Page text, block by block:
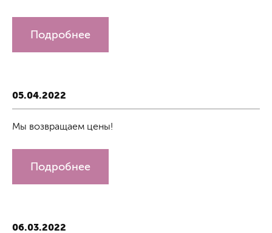
Подробнее
05.04.2022
Мы возвращаем цены!
Подробнее
06.03.2022